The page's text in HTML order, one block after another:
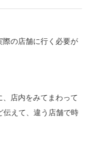
の店舗に行く必要が
店内をみてまわって
伝えて、違う店舗で時